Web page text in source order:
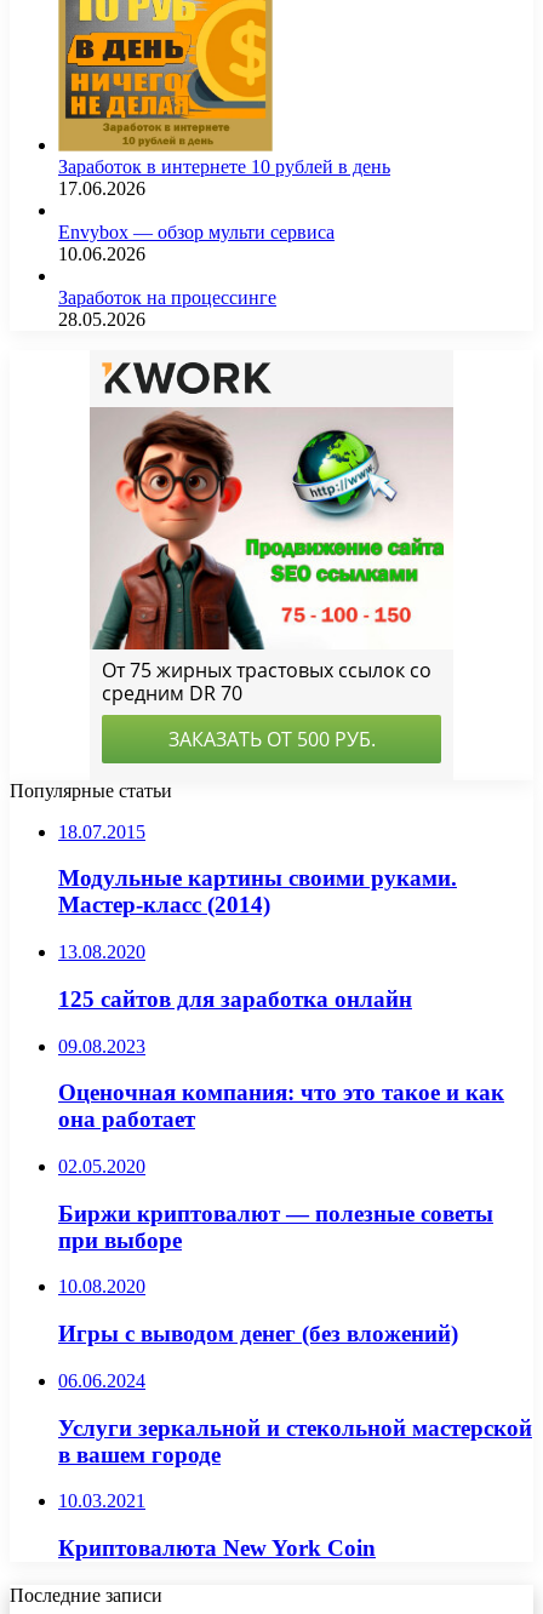
Заработок в интернете 10 рублей в день
17.06.2026
Envybox — обзор мульти сервиса
10.06.2026
Заработок на процессинге
28.05.2026
Популярные статьи
18.07.2015
Модульные картины своими руками.
Мастер-класс (2014)
13.08.2020
125 сайтов для заработка онлайн
09.08.2023
Оценочная компания: что это такое и как
она работает
02.05.2020
Биржи криптовалют — полезные советы
при выборе
10.08.2020
Игры с выводом денег (без вложений)
06.06.2024
Услуги зеркальной и стекольной мастерской
в вашем городе
10.03.2021
Криптовалюта New York Coin
Последние записи